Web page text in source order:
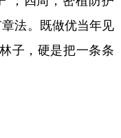
章法。既做优当年见
子，硬是把一条条